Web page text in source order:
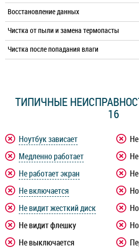
Восстановление данных
Чистка от пыли и замена термопасты
Чистка после попадания влаги
ТИПИЧНЫЕ
16
Ноутбук зависает
Медленно работает
Не работает экран
Не включается
Не видит жесткий диск
Не видит флешку
Не выключается